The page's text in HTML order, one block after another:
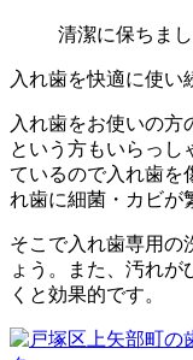
清潔に保ちま
入れ歯を快適に使い
入れ歯をお使いの方
という方もいらっし
ているので入れ歯を
れ歯に細菌・カビが
そこで入れ歯専用の
ょう。また、汚れ
くと効果的です。